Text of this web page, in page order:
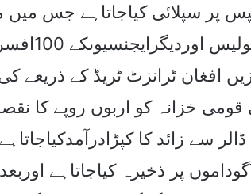
پر سپلائی کیاجاتاہے جس میں
افغان ٹرانزٹ ٹریڈ کے ذریعے
خزانہ کو اربوں روپے کا
سے زائد کا
اسمگل ہوکرملک بھی کے 75گوداموں پر ذخیرہ